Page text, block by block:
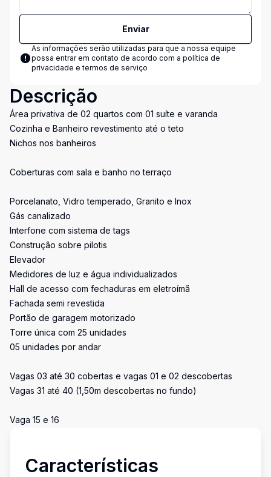
Enviar
As informações serão utilizadas para que a nossa equipe
possa entrar em contato de acordo com a política de
privacidade e termos de serviço
Descrição
Área privativa de 02 quartos com 01 suíte e varanda
Cozinha e Banheiro revestimento até o teto
Nichos nos banheiros
Coberturas com sala e banho no terraço
Porcelanato, Vidro temperado, Granito e Inox
Gás canalizado
Interfone com sistema de tags
Construção sobre pilotis
Elevador
Medidores de luz e água individualizados
Hall de acesso com fechaduras em eletroímã
Fachada semi revestida
Portão de garagem motorizado
Torre única com 25 unidades
05 unidades por andar
Vagas 03 até 30 cobertas e vagas 01 e 02 descobertas
Vagas 31 até 40 (1,50m descobertas no fundo)
Vaga 15 e 16
Características